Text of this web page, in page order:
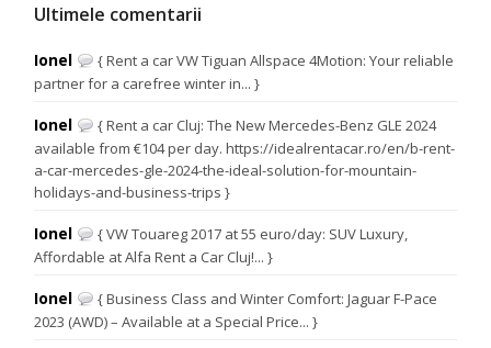
Ultimele comentarii
Ionel
{ Rent a car VW Tiguan Allspace 4Motion: Your reliable
partner for a carefree winter in... }
Ionel
{ Rent a car Cluj: The New Mercedes-Benz GLE 2024
available from €104 per day. https://idealrentacar.ro/en/b-rent-
a-car-mercedes-gle-2024-the-ideal-solution-for-mountain-
holidays-and-business-trips }
Ionel
{ VW Touareg 2017 at 55 euro/day: SUV Luxury,
Affordable at Alfa Rent a Car Cluj!... }
Ionel
{ Business Class and Winter Comfort: Jaguar F-Pace
2023 (AWD) – Available at a Special Price... }